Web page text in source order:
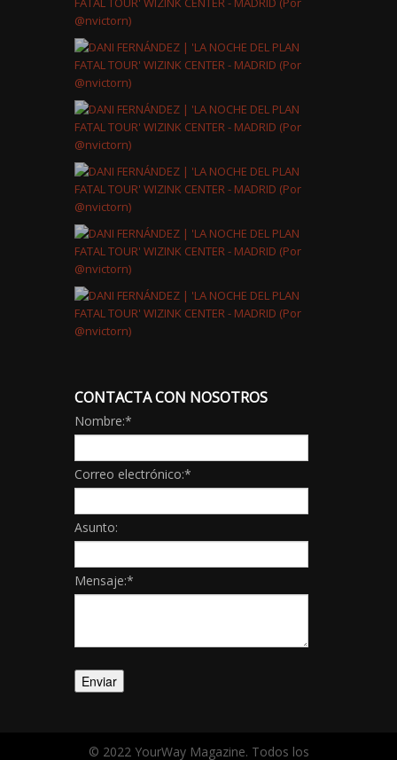
CONTACTA CON NOSOTROS
Nombre:*
Correo electrónico:*
Asunto:
Mensaje:*
© 2022 YourWay Magazine. Todos los